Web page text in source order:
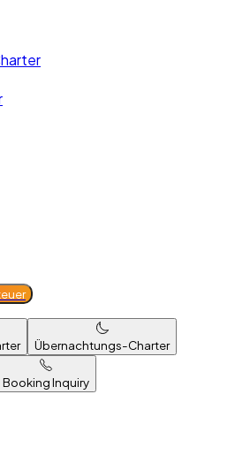
Übernachtungs-Charter
Booking Inquiry